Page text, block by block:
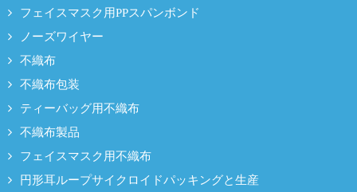
フェイスマスク用PPスパンボンド
ノーズワイヤー
不織布
不織布包装
ティーバッグ用不織布
不織布製品
フェイスマスク用不織布
円形耳ループサイクロイドパッキングと生産